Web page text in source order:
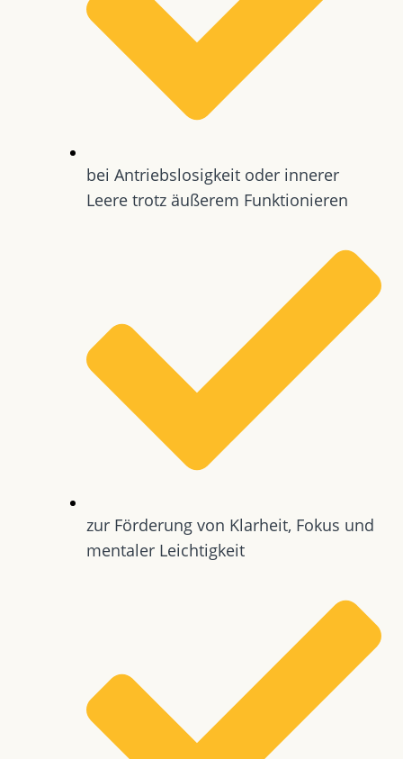
bei Antriebslosigkeit oder innerer
Leere trotz äußerem Funktionieren
zur Förderung von Klarheit, Fokus und
mentaler Leichtigkeit